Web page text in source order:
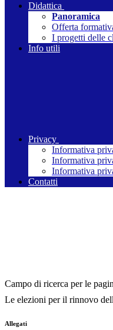
Didattica
Panoramica
Offerta
I progetti delle
Info utili
Privacy
Informativa
Informativa
Informativa
Contatti
Campo di ricerca per le
Le elezioni per il rinnovo
Allegati